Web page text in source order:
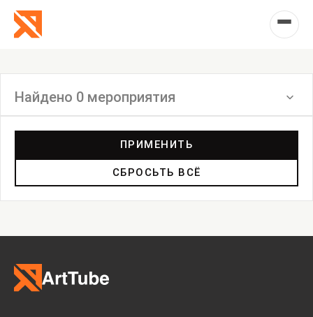
Найдено 0 мероприятия
Дискуссия
Пост-релиз
Пресс-конференция
ПРИМЕНИТЬ
СБРОСЬТЬ ВСЁ